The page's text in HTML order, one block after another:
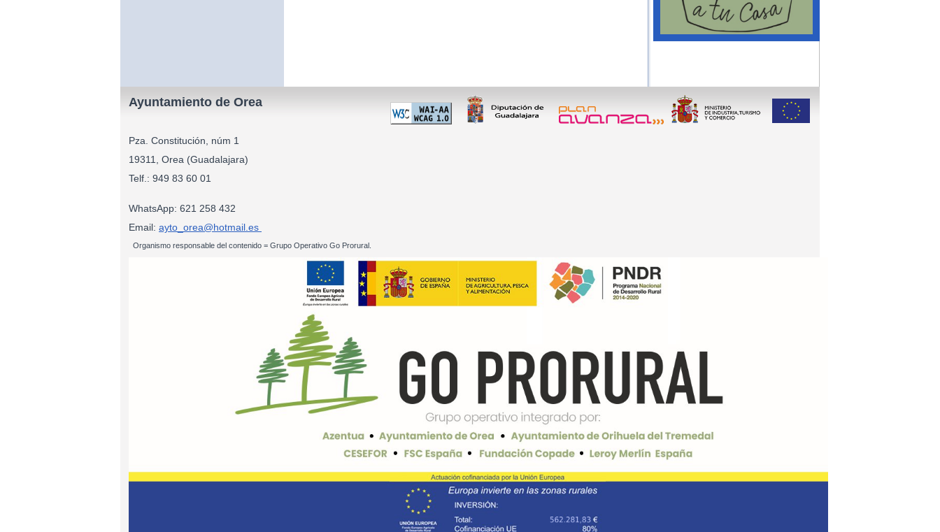
Ayuntamiento de Orea
Pza. Constitución, núm 1
19311, Orea (Guadalajara)
Telf.: 949 83 60 01
WhatsApp: 621 258 432
Email: ayto_orea@hotmail.es
Organismo responsable del contenido = Grupo Operativo Go Prorural.